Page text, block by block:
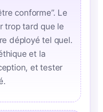
conforme”. Le
trop tard que le
déployé tel quel.
et la
et tester